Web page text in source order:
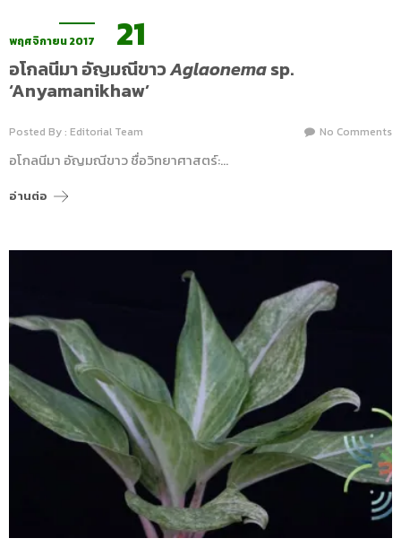
พฤศจิกายน 2017 21
อโกลนีมา อัญมณีขาวAglaonemasp.
‘Anyamanikhaw’
Posted By : Editorial Team No Comments
อโกลนีมา อัญมณีขาว ชื่อวิทยาศาสตร์:…
อ่านต่อ